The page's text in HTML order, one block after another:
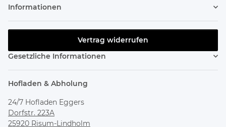
Informationen
Vertrag widerrufen
Gesetzliche Informationen
Hofladen & Abholung
24/7 Hofladen Eggers
Dorfstr. 223A
25920 Risum-Lindholm